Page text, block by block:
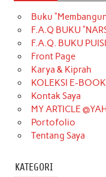
Buku
F.A.Q BUKU
F.A.Q. BUKU
Front Page
Karya & Kiprah
KOLEKSI E-BOOK
Kontak Saya
MY ARTICLE
Portofolio
Tentang Saya
KATEGORI